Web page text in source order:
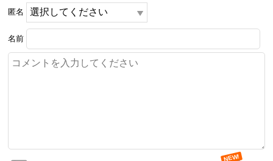
横浜駅までフラワー緑道で散歩気分で歩けるので、ユニ
クロや家電量販、無印その他もろもろ、アップルストア
以外は何でもある。
━━━━━━━━━━━━━━━━━━━
匿名
名前